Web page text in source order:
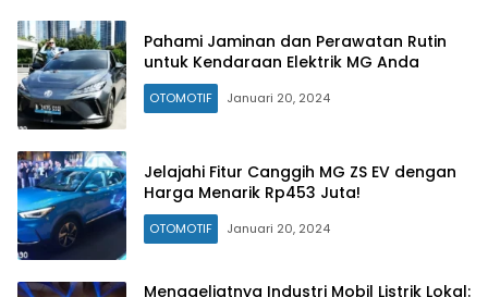
Pahami Jaminan dan Perawatan Rutin
untuk Kendaraan Elektrik MG Anda
OTOMOTIF Januari 20, 2024
Jelajahi Fitur Canggih MG ZS EV dengan
Harga Menarik Rp453 Juta!
OTOMOTIF Januari 20, 2024
Menggeliatnya Industri Mobil Listrik Lokal: